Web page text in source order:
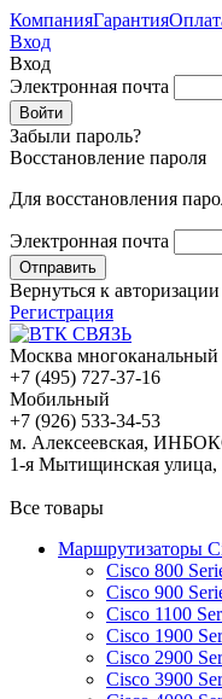
КомпанияГарантия
Вход
Вход
Электронная почта
Забыли пароль?
Восстановление пароля
Для восстановления
Электронная почта
Вернуться к авторизации
Регистрация
Москва многоканальный
+7 (495) 727-37-16
Мобильный
+7 (926) 533-34-53
м. Алексеевская,
1-я Мытищинская улица,
Все товары
Маршрутизаторы
Cisco 800
Cisco 900
Cisco 1100
Cisco 1900
Cisco 2900
Cisco 3900